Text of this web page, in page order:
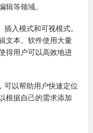
辑等领域。
入模式和可视模式。
文本。软件使用大量
得用户可以高效地进
可以帮助用户快速定位
根据自己的需求添加